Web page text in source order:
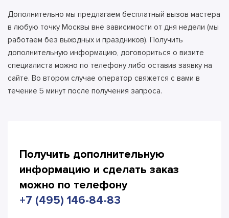
Дополнительно мы предлагаем бесплатный вызов мастера
в любую точку Москвы вне зависимости от дня недели (мы
работаем без выходных и праздников). Получить
дополнительную информацию, договориться о визите
специалиста можно по телефону либо оставив заявку на
сайте. Во втором случае оператор свяжется с вами в
течение 5 минут после получения запроса.
Получить дополнительную
информацию и сделать заказ
можно по телефону
+7 (495) 146-84-83